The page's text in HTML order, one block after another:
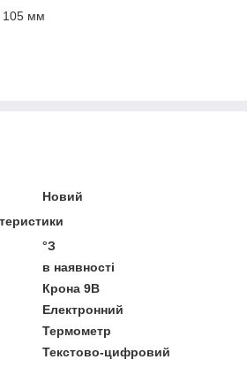
105 мм
Новий
°З
в наявності
Крона 9В
Електронний
Термометр
Текстово-цифровий